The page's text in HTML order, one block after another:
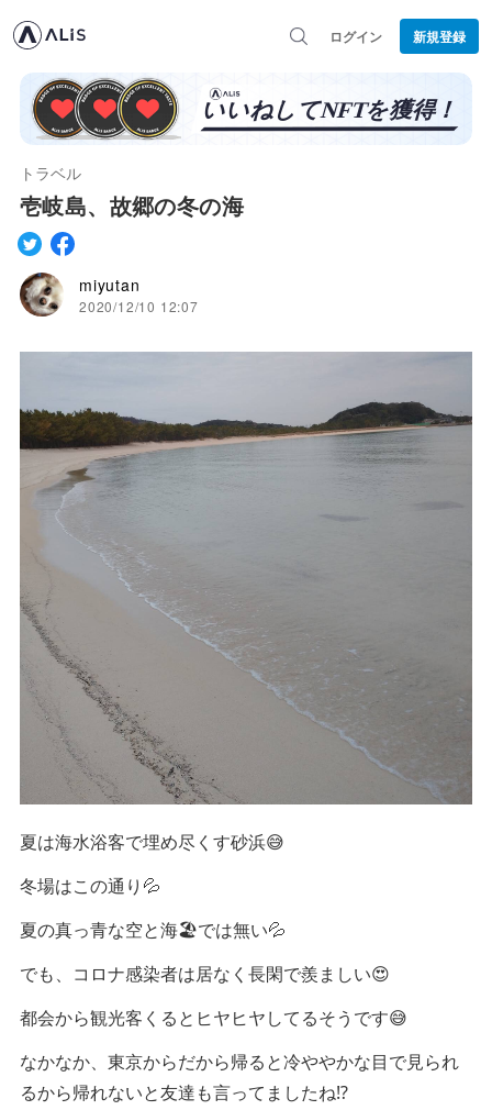
ログイン 新規登録
トラベル
壱岐島、故郷の冬の海
miyutan
2020/12/10 12:07
夏は海水浴客で埋め尽くす砂浜😅
冬場はこの通り💦
夏の真っ青な空と海🏖では無い💦
でも、コロナ感染者は居なく長閑で羨ましい😍
都会から観光客くるとヒヤヒヤしてるそうです😅
なかなか、東京からだから帰ると冷ややかな目で見られ
るから帰れないと友達も言ってましたね⁉️